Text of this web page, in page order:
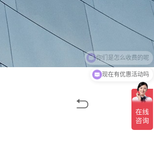

现在有优惠活动吗